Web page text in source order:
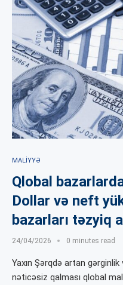
MALIYYƏ
Qlobal
Dollar və neft
bazarları təzyiq
24/04/2026 0 minutes read
Yaxın Şərqdə artan gərginlik
nəticəsiz qalması qlobal